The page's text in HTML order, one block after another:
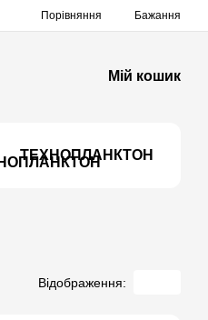
Порівняння Бажання
Мій кошик
ТЕХНОПЛАНКТОН
Відображення: